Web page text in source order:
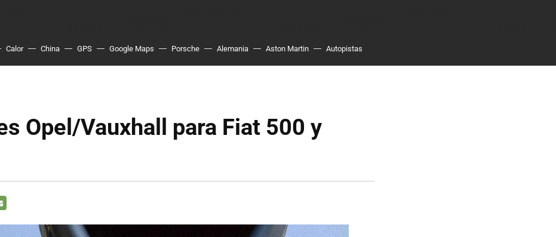
Calor China GPS Google Maps Porsche Alemania Aston Martin Autopistas
Opel/Vauxhall para Fiat 500 y